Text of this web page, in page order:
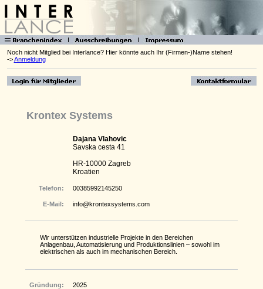
Noch nicht Mitglied bei Interlance? Hier könnte auch Ihr (Firmen-)Name stehen!
->Anmeldung
Krontex Systems
Dajana Vlahovic
Savska cesta 41
HR-10000 Zagreb
Kroatien
Telefon: 00385992145250
E-Mail: info@krontexsystems.com
Wir unterstützen industrielle Projekte in den Bereichen
Anlagenbau, Automatisierung und Produktionslinien – sowohl im
elektrischen als auch im mechanischen Bereich.
Gründung: 2025